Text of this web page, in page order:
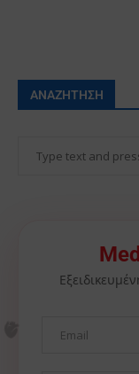
ΑΝΑΖΉΤΗΣΗ